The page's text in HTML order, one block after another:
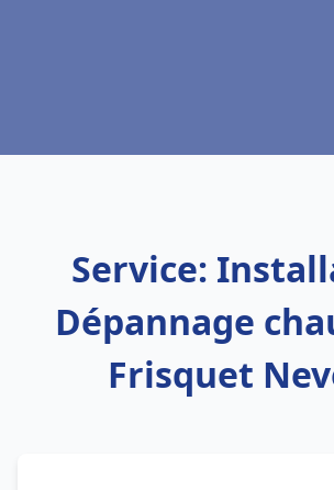
Service:
Dépannage
Frisquet